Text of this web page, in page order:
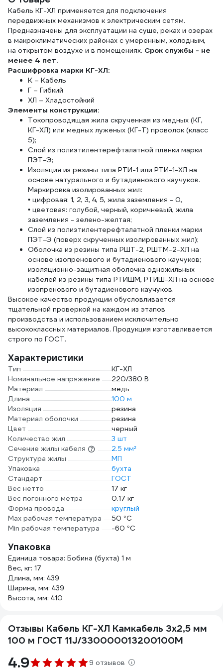
Кабель КГ-ХЛ применяется для подключения
передвижных механизмов к электрическим сетям.
Предназначены для эксплуатации на суше, реках и озерах
в макроклиматических районах с умеренным, холодным,
на открытом воздухе и в помещениях. Срок службы - не
менее 4 лет.
Расшифровка марки КГ-ХЛ:
К – Кабель
Г – Гибкий
ХЛ – Хладостойкий
Элементы конструкции:
Токопроводящая жила скрученная из медных (КГ,
КГ-ХЛ) или медных луженых (КГ-Т) проволок (класс
5);
Слой из полиэтилентерефталатной пленки марки
ПЭТ-Э;
Изоляция из резины типа РТИ-1 или РТИ-1-ХЛ на
основе натурального и бутадиенового каучуков.
Маркировка изолированных жил:
• цифровая: 1, 2, 3, 4, 5, жила заземления - 0,
• цветовая: голубой, черный, коричневый, жила
заземления - зелено-желтая;
Слой из полиэтилентерефталатной пленки марки
ПЭТ-Э (поверх скрученных изолированных жил);
Оболочка из резины типа РШТ-2, РШТМ-2-ХЛ на
основе изопренового и бутадиенового каучуков;
изоляционно-защитная оболочка одножильных
кабелей из резины типа РТИШМ, РТИШ-ХЛ на основе
изопренового и бутадиенового каучуков.
Высокое качество продукции обусловливается
тщательной проверкой на каждом из этапов
производства и использованием исключительно
высококлассных материалов. Продукция изготавливается
строго по ГОСТ.
Характеристики
Тип
КГ-ХЛ
Номинальное напряжение
220/380 В
Материал
медь
Длина
100 м
Изоляция
резина
Материал оболочки
резина
Цвет
черный
Количество жил
3 шт
Сечение жилы кабеля
2.5 мм²
Структура жилы
МП
Упаковка
бухта
Стандарт
ГОСТ
Вес нетто
17 кг
Вес погонного метра
0.17 кг
Форма провода
круглый
Max рабочая температура
50 °С
Min рабочая температура
-60 °С
Упаковка
Единица товара: Бобина (бухта) 1 м
Вес, кг: 17
Длина, мм: 439
Ширина, мм: 439
Высота, мм: 410
Отзывы Кабель КГ-ХЛ Камкабель 3x2,5 мм
100 м ГОСТ 11J/330000013200100М
4.9 9 отзывов